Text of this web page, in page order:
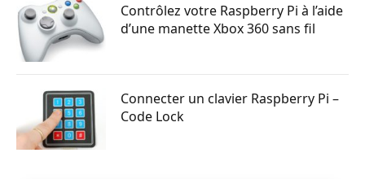
Contrôlez votre Raspberry Pi à l’aide
d’une manette Xbox 360 sans fil
Connecter un clavier Raspberry Pi –
Code Lock